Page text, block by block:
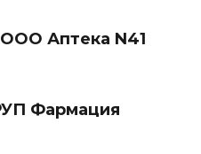
Аптека N41
Фармация